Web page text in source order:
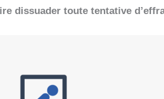
dissuader toute tentative